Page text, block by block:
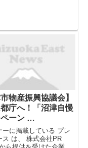
市物産振興協議会】
庁へ！「沼津自慢
ペーン …
ーに掲載している プレ
ス は、 株式会社PR